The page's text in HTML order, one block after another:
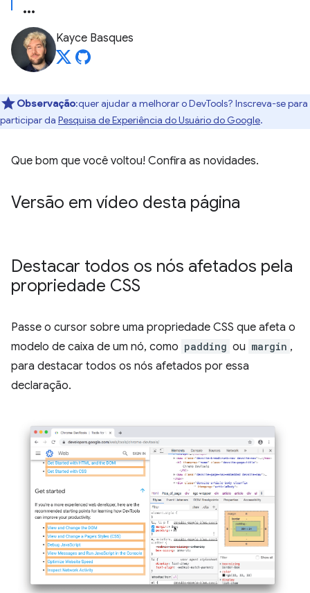
Kayce Basques
Observação:quer ajudar a melhorar o DevTools? Inscreva-se para
participar da Pesquisa de Experiência do Usuário do Google.
Que bom que você voltou! Confira as novidades.
Versão em vídeo desta página
Destacar todos os nós afetados pela
propriedade CSS
Passe o cursor sobre uma propriedade CSS que afeta o
modelo de caixa de um nó, como padding ou margin ,
para destacar todos os nós afetados por essa
declaração.